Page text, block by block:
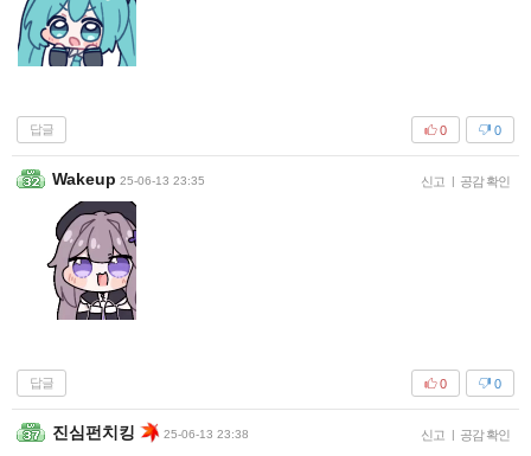
답글 0
0
Wakeup 25-06-13 23:35 신고 | 공감 확인
답글 0
0
진심펀치킹 25-06-13 23:38 신고 | 공감 확인